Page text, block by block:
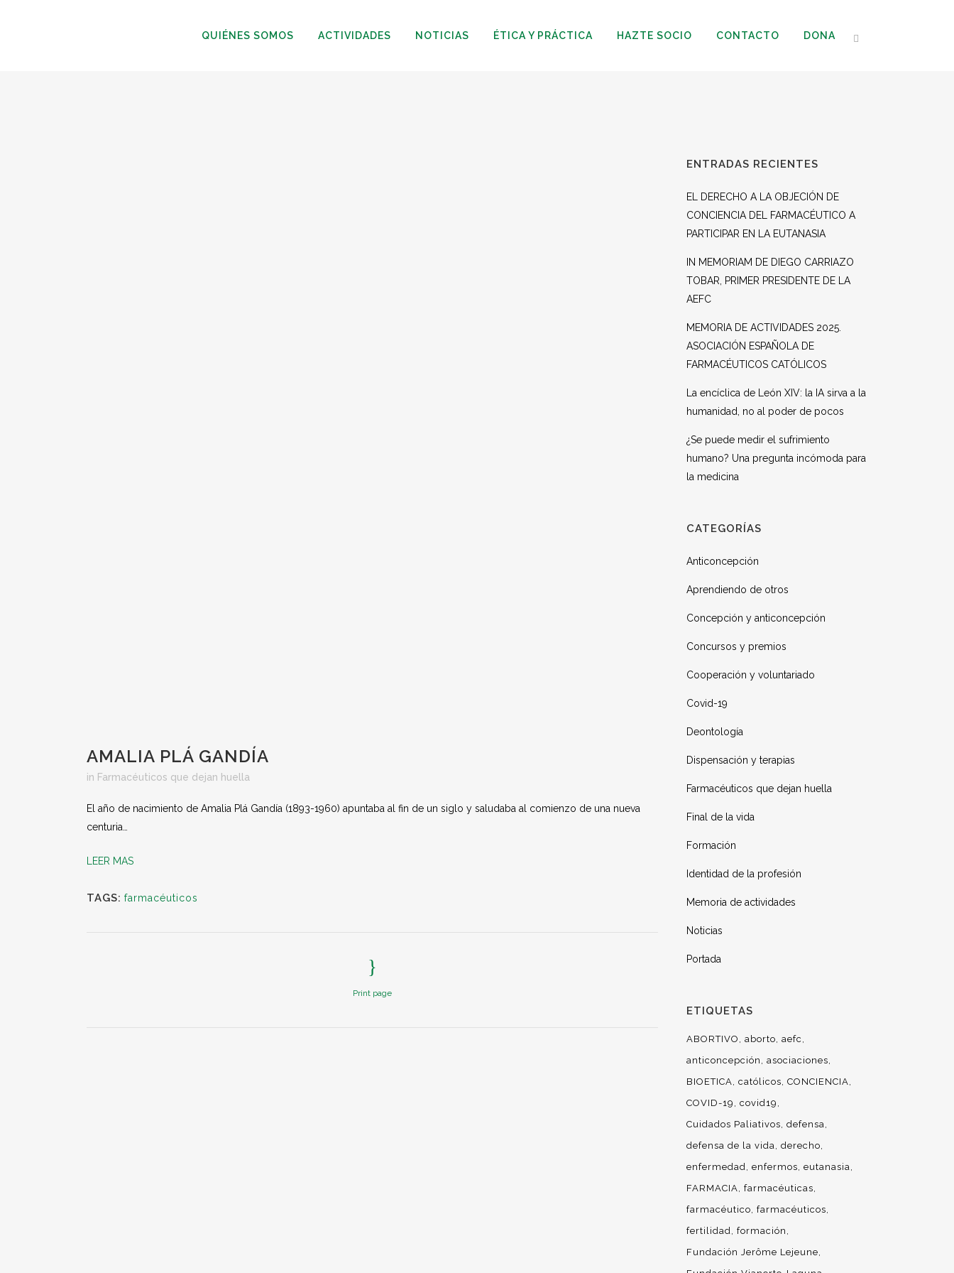
QUIÉNES SOMOS ACTIVIDADES NOTICIAS ÉTICA Y PRÁCTICA HAZTE SOCIO CONTACTO DONA
AMALIA PLÁ GANDÍA
in Farmacéuticos que dejan huella
El año de nacimiento de Amalia Plá Gandía (1893-1960) apuntaba al fin de un siglo y saludaba al comienzo de una nueva
centuria…
LEER MAS
TAGS: farmacéuticos
Print page
ENTRADAS RECIENTES
EL DERECHO A LA OBJECIÓN DE
CONCIENCIA DEL FARMACÉUTICO A
PARTICIPAR EN LA EUTANASIA
IN MEMORIAM DE DIEGO CARRIAZO
TOBAR, PRIMER PRESIDENTE DE LA
AEFC
MEMORIA DE ACTIVIDADES 2025.
ASOCIACIÓN ESPAÑOLA DE
FARMACÉUTICOS CATÓLICOS
La encíclica de León XIV: la IA sirva a la
humanidad, no al poder de pocos
¿Se puede medir el sufrimiento
humano? Una pregunta incómoda para
la medicina
CATEGORÍAS
Anticoncepción
Aprendiendo de otros
Concepción y anticoncepción
Concursos y premios
Cooperación y voluntariado
Covid-19
Deontología
Dispensación y terapias
Farmacéuticos que dejan huella
Final de la vida
Formación
Identidad de la profesión
Memoria de actividades
Noticias
Portada
ETIQUETAS
ABORTIVO aborto aefc
anticoncepción
asociaciones
BIOETICA católicos CONCIENCIA
COVID-19
covid19
Cuidados Paliativos defensa
defensa de la vida derecho
enfermedad enfermos eutanasia
FARMACIA farmacéuticas
farmacéutico farmacéuticos
fertilidad formación
Fundación Jerôme Lejeune